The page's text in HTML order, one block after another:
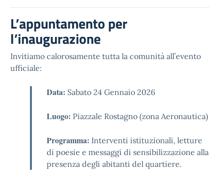
L’appuntamento per
l’inaugurazione
Invitiamo calorosamente tutta la comunità all’evento
ufficiale:
Data: Sabato 24 Gennaio 2026
Luogo: Piazzale Rostagno (zona Aeronautica)
Programma: Interventi istituzionali, letture
di poesie e messaggi di sensibilizzazione alla
presenza degli abitanti del quartiere.